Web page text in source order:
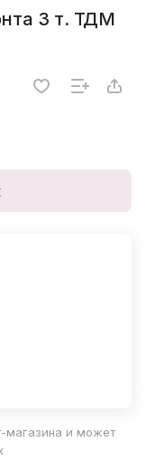
3 т. ТДМ
магазина и может